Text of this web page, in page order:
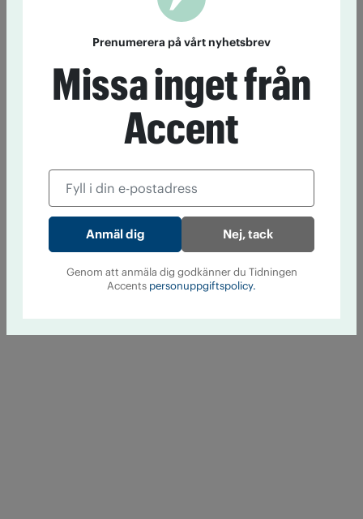
Prenumerera på vårt nyhetsbrev
Missa inget från
Accent
Nej, tack
Genom att anmäla dig godkänner du Tidningen
Accents personuppgiftspolicy.